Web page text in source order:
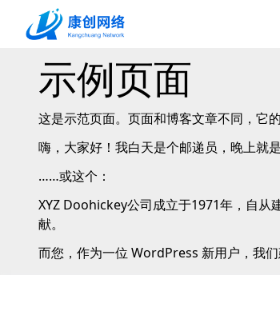
示例页面
这是示范页面。页面和博客文章不同，它
嗨，大家好！我白天是个邮递员，晚上就
……或这个：
XYZ Doohickey公司成立于1971年，自
献。
而您，作为一位 WordPress 新用户，我